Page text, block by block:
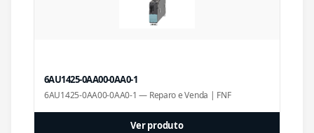
6AU1425-0AA00-0AA0-1
6AU1425-0AA00-0AA0-1 — Reparo e Venda | FNF
Ver produto